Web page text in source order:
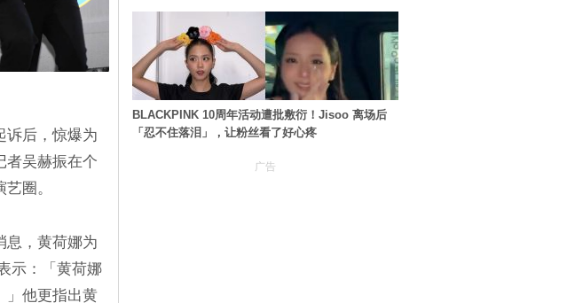
诉后，惊爆为
者吴赫振在个
圈。
息，黄荷娜为
示：「黄荷娜
」他更指出黄
BLACKPINK 10周年活动遭批敷衍！Jisoo 离场后
「忍不住落泪」，让粉丝看了好心疼
广告